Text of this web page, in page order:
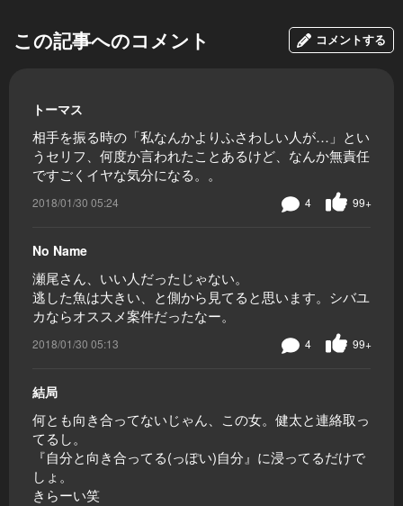
この記事へのコメント コメントする
トーマス
相手を振る時の「私なんかよりふさわしい人が…」とい
うセリフ、何度か言われたことあるけど、なんか無責任
ですごくイヤな気分になる。。
2018/01/30 05:24 99+
4
No Name
瀬尾さん、いい人だったじゃない。
逃した魚は大きい、と側から見てると思います。シバユ
カならオススメ案件だったなー。
2018/01/30 05:13 99+
4
結局
何とも向き合ってないじゃん、この女。健太と連絡取っ
てるし。
『自分と向き合ってる(っぽい)自分』に浸ってるだけで
しょ。
きらーい笑